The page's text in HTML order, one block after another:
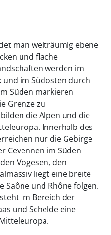
man weiträumig ebene
und flache
werden im
im Südosten durch
Süden markieren
Grenze zu
die Alpen und die
Innerhalb des
nur die Gebirge
Cevennen im Süden
Vogesen, den
liegt eine breite
Saône und Rhône folgen.
im Bereich der
und Schelde eine